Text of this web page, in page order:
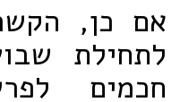
אם כן,
לתחילת
חכמים